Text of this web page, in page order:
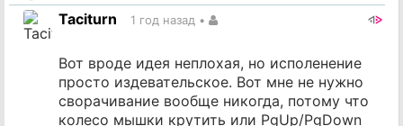
на
источник
Taciturn 1 год назад •
Вот вроде идея неплохая, но исполенение
просто издевательское. Вот мне не нужно
сворачивание вообще никогда, потому что
колесо мышки крутить или PgUp/PgDown